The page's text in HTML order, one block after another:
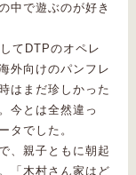
中で遊ぶのが好き
てDTPのオペレ
外向けのパンフレ
はまだ珍しかった
今とは全然違っ
タでした。
、親子ともに朝起
「木村さん家はど